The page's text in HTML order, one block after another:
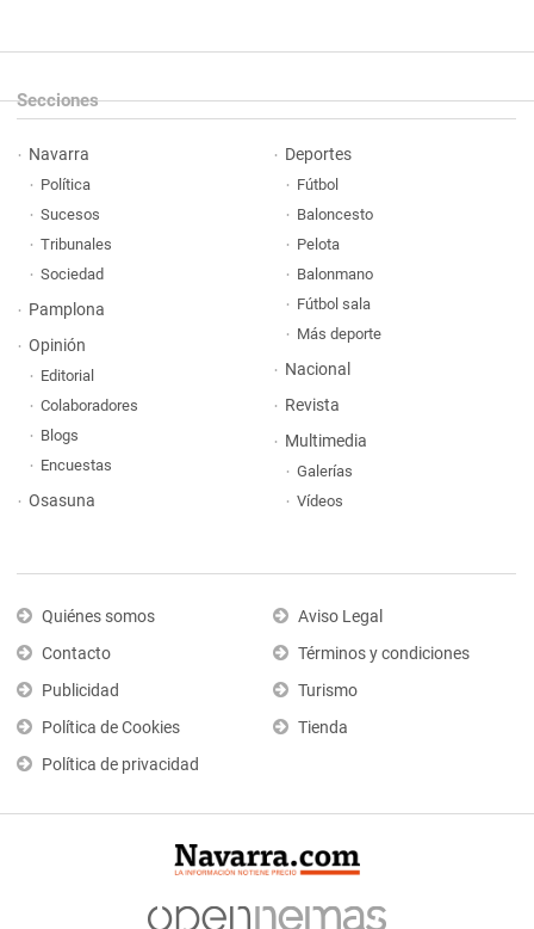
Secciones
Navarra
Política
Sucesos
Tribunales
Sociedad
Pamplona
Opinión
Editorial
Colaboradores
Blogs
Encuestas
Osasuna
Deportes
Fútbol
Baloncesto
Pelota
Balonmano
Fútbol sala
Más deporte
Nacional
Revista
Multimedia
Galerías
Vídeos
Quiénes somos
Contacto
Publicidad
Política de Cookies
Política de privacidad
Aviso Legal
Términos y condiciones
Turismo
Tienda